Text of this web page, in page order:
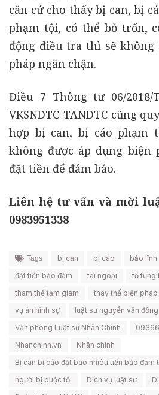
căn cứ cho thấy bị can, bị
phạm tội, có thể bỏ trốn,
động điều tra thì sẽ không
pháp ngăn chặn.
Điều 7 Thông tư 06/2018/
VKSNDTC-TANDTC cũng
hợp bị can, bị cáo phạm
không được áp dụng biện
đặt tiền để đảm bảo.
Liên hệ tư vấn và mời
0983951338
Tags bị can bị cáo bảo lĩnh
đặt tiền bảo đảm
tại ngoại
tố tụng
tham thế tạm giam
thay thế biện
vụ án hình sự
luật sư nguyễn văn đồng
Văn phòng Luật sư Nhân Chính
Nhanchinh.vn
Nhân chính
Bị can bị cáo đặt bao nhiêu tiền bảo đảm
người bị buộc tội
Dịch vụ luật sư